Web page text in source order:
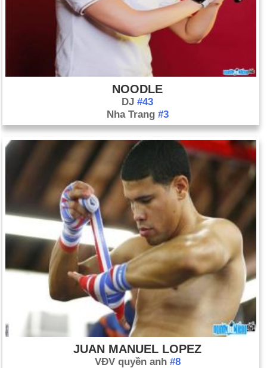
NOODLE
DJ #43
Nha Trang #3
JUAN MANUEL LOPEZ
VĐV quyền anh #8